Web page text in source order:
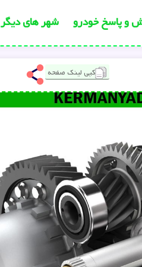
و پاسخ خودرو شهر های دیگر
کپی لینک صفحه